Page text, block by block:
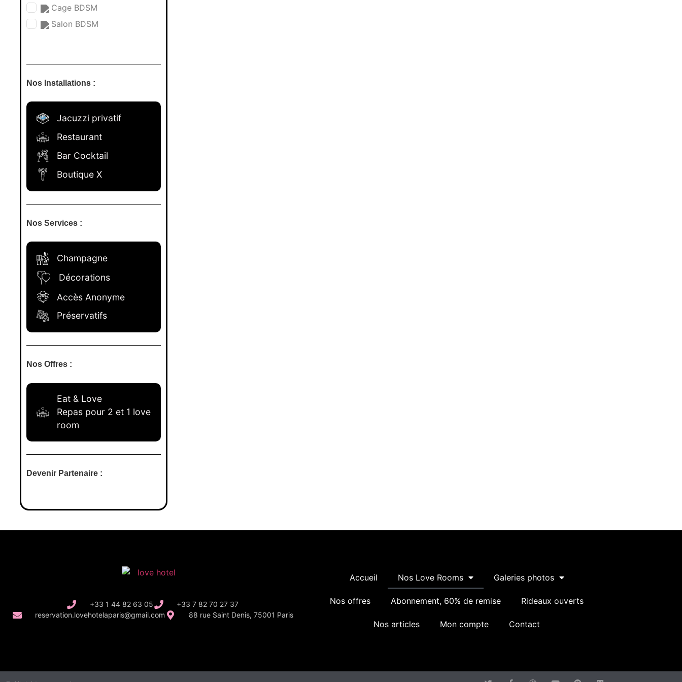
Cage BDSM
Salon BDSM
Nos Installations :
Jacuzzi privatif
Restaurant
Bar Cocktail
Boutique X
Nos Services :
Champagne
Décorations
Accès Anonyme
Préservatifs
Nos Offres :
Eat & Love
Repas pour 2 et 1 love
room
Devenir Partenaire :
+33 1 44 82 63 05
+33 7 82 70 27 37
reservation.lovehotelaparis@gmail.com
88 rue Saint Denis, 75001 Paris
Accueil Nos Love Rooms Galeries photos
Nos offres Abonnement, 60% de remise Rideaux ouverts
Nos articles Mon compte Contact